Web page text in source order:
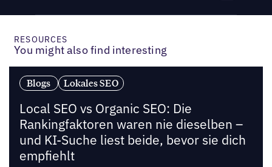
RESOURCES
You might also find interesting
Blogs Lokales SEO
Local SEO vs Organic SEO: Die
Rankingfaktoren waren nie dieselben –
und KI-Suche liest beide, bevor sie dich
empfiehlt